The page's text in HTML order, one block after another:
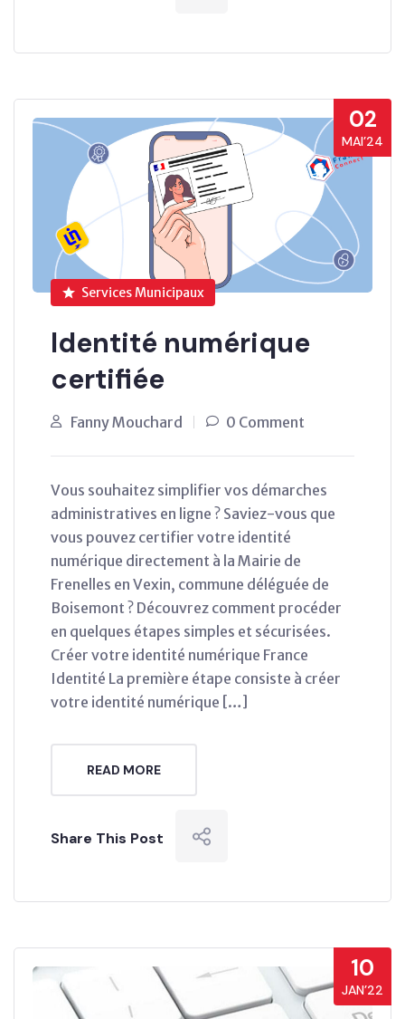
02
MAI’24
Services Municipaux
Identité numérique
certifiée
Fanny Mouchard 0 Comment
Vous souhaitez simplifier vos démarches
administratives en ligne ? Saviez-vous que
vous pouvez certifier votre identité
numérique directement à la Mairie de
Frenelles en Vexin, commune déléguée de
Boisemont ? Découvrez comment procéder
en quelques étapes simples et sécurisées.
Créer votre identité numérique France
Identité La première étape consiste à créer
votre identité numérique […]
READ MORE
Share This Post
10
JAN’22